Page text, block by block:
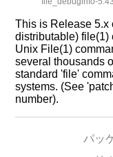
This is Release 5.x
distributable) file(1)
Unix File(1)
several thousands
standard 'file'
systems. (See
number).
パッ